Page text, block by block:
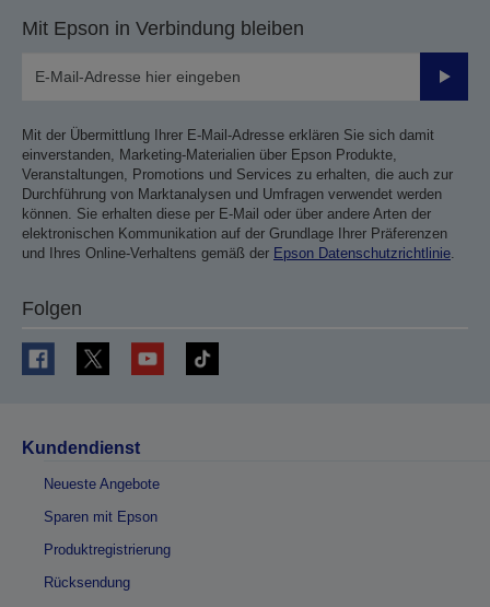
Mit Epson in Verbindung bleiben
Mit der Übermittlung Ihrer E-Mail-Adresse erklären Sie sich damit
einverstanden, Marketing-Materialien über Epson Produkte,
Veranstaltungen, Promotions und Services zu erhalten, die auch zur
Durchführung von Marktanalysen und Umfragen verwendet werden
können. Sie erhalten diese per E-Mail oder über andere Arten der
elektronischen Kommunikation auf der Grundlage Ihrer Präferenzen
und Ihres Online-Verhaltens gemäß der Epson Datenschutzrichtlinie
Folgen
Kundendienst
Neueste Angebote
Sparen mit Epson
Produktregistrierung
Rücksendung